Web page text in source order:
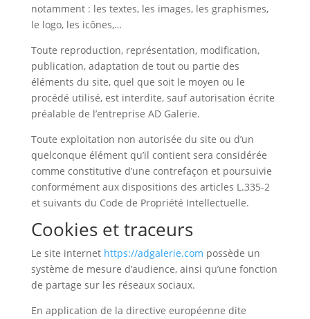
notamment : les textes, les images, les graphismes,
le logo, les icônes,…
Toute reproduction, représentation, modification,
publication, adaptation de tout ou partie des
éléments du site, quel que soit le moyen ou le
procédé utilisé, est interdite, sauf autorisation écrite
préalable de l’entreprise AD Galerie.
Toute exploitation non autorisée du site ou d’un
quelconque élément qu’il contient sera considérée
comme constitutive d’une contrefaçon et poursuivie
conformément aux dispositions des articles L.335-2
et suivants du Code de Propriété Intellectuelle.
Cookies et traceurs
Le site internet https://adgalerie.com possède un
système de mesure d’audience, ainsi qu’une fonction
de partage sur les réseaux sociaux.
En application de la directive européenne dite